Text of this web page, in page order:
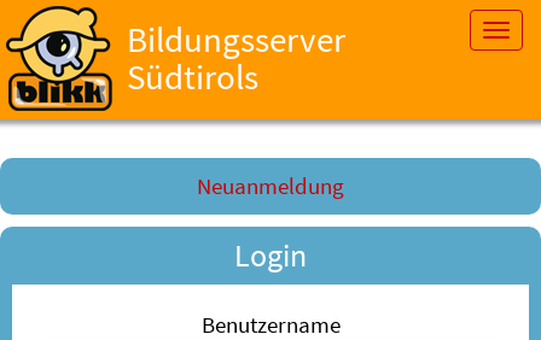
Bildungsserver
Südtirols
Neuanmeldung
Login
Benutzername